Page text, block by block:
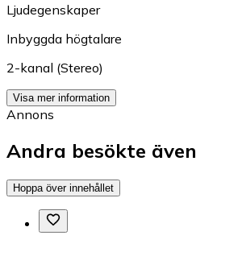
Ljudegenskaper
Inbyggda högtalare
2-kanal (Stereo)
Visa mer information
Annons
Andra besökte även
Hoppa över innehållet